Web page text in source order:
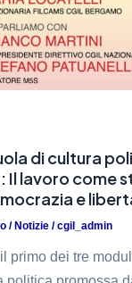
di cultura
Il lavoro come
e
/ Notizie/cgil_admin
primo dei tre